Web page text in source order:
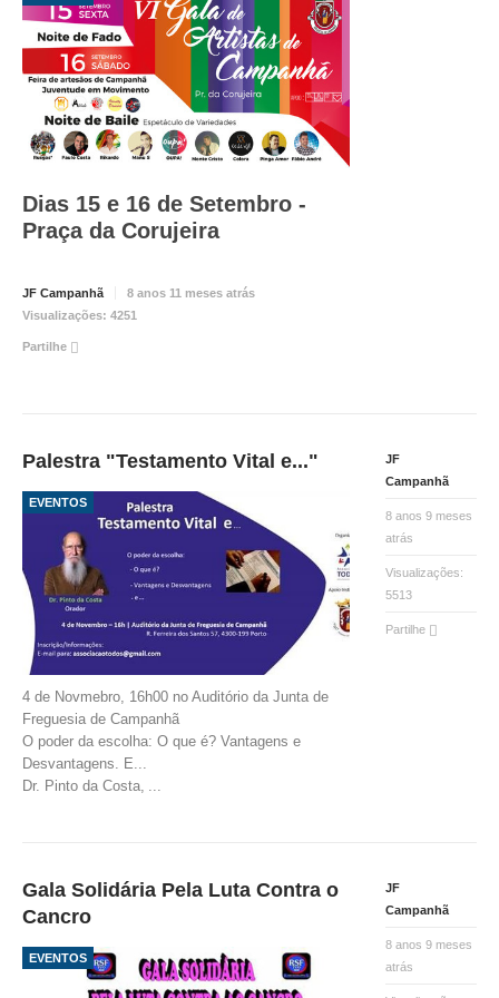
INVENTÁRIO
RECRUTAMENTO PESSOAL
CÓDIGO DE CONDUTA
ORÇAMENTO COLABORATIVO
FUNDO DE APOIO AO ASSOCIATIVISMO
SUBVENÇÕES PÚBLICAS
SERVIÇOS
GERAIS
SECRETARIA
CANÍDEOS
CEMITÉRIO
EMPREGO (GIP)
O GABINETE
APOIO AOS DESEMPREGADOS
APOIO ÀS EMPRESAS
OFERTAS DE EMPREGO
CONTACTO E HORÁRIO GIP
Dias 15 e 16 de Setembro -
Praça da Corujeira
JF Campanhã
8 anos 11 meses atrás
Visualizações: 4251
Partilhe
Palestra "Testamento Vital e..."
EVENTOS
4 de Novmebro, 16h00 no Auditório da Junta de
Freguesia de Campanhã
O poder da escolha: O que é? Vantagens e
Desvantagens. E...
Dr. Pinto da Costa,
JF
Campanhã
8 anos 9 meses
atrás
Visualizações:
5513
Partilhe
Gala Solidária Pela Luta Contra o
Cancro
EVENTOS
JF
Campanhã
8 anos 9 meses
atrás